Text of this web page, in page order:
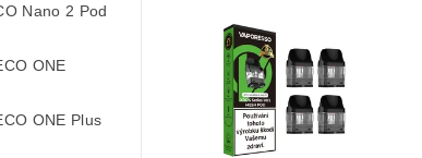
Nano 2 Pod
ONE
ONE Plus